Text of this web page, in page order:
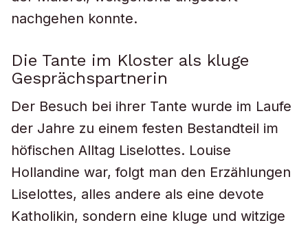
nachgehen konnte.
Die Tante im Kloster als kluge
Gesprächspartnerin
Der Besuch bei ihrer Tante wurde im Laufe
der Jahre zu einem festen Bestandteil im
höfischen Alltag Liselottes. Louise
Hollandine war, folgt man den Erzählungen
Liselottes, alles andere als eine devote
Katholikin, sondern eine kluge und witzige